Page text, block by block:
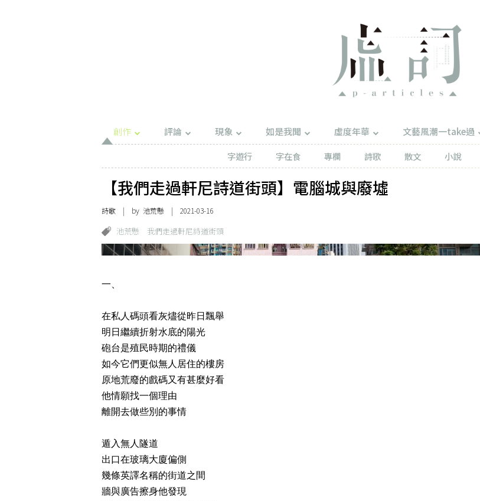
創作 評論 現象 如是我聞 虛度年華 文藝風潮一take過
字遊行
字在食 專欄 詩歌 散文 小說
【我們走過軒尼詩道街頭】電腦城與廢墟
詩歌 | by 池荒懸 | 2021-03-16
池荒懸 我們走過軒尼詩道街頭
一、
在私人碼頭看灰燼從昨日飄舉
明日繼續折射水底的陽光
砲台是殖民時期的禮儀
如今它們更似無人居住的樓房
原地荒廢的戲碼又有甚麼好看
他情願找一個理由
離開去做些別的事情
遁入無人隧道
出口在玻璃大廈偏側
幾條英譯名稱的街道之間
牆與廣告擦身他發現